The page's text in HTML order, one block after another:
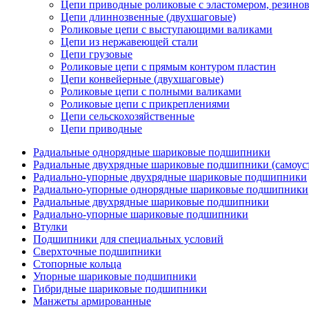
Цепи приводные роликовые с эластомером,
Цепи длиннозвенные (двухшаговые)
Роликовые цепи с выступающими валиками
Цепи из нержавеющей стали
Цепи грузовые
Роликовые цепи с прямым контуром пластин
Цепи конвейерные (двухшаговые)
Роликовые цепи с полными валиками
Роликовые цепи с прикреплениями
Цепи сельскохозяйственные
Цепи приводные
Радиальные однорядные шариковые подшипники
Радиальные двухрядные шариковые подшипники
Радиально-упорные двухрядные шариковые подшипники
Радиально-упорные однорядные шариковые подшипники
Радиальные двухрядные шариковые подшипники
Радиально-упорные шариковые подшипники
Втулки
Подшипники для специальных условий
Сверхточные подшипники
Стопорные кольца
Упорные шариковые подшипники
Гибридные шариковые подшипники
Манжеты армированные